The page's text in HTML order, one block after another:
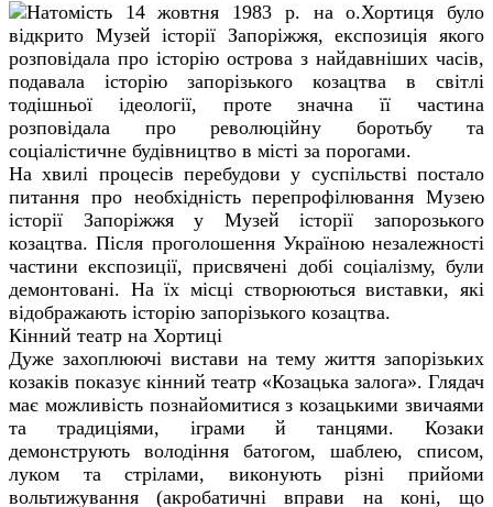
Натомість 14 жовтня 1983 р. на о.Хортиця було
відкрито Музей історії Запоріжжя, експозиція якого
розповідала про історію острова з найдавніших часів,
подавала історію запорізького козацтва в світлі
тодішньої ідеології, проте значна її частина
розповідала про революційну боротьбу та
соціалістичне будівництво в місті за порогами.
На хвилі процесів перебудови у суспільстві постало
питання про необхідність перепрофілювання Музею
історії Запоріжжя у Музей історії запорозького
козацтва. Після проголошення Україною незалежності
частини експозиції, присвячені добі соціалізму, були
демонтовані. На їх місці створюються виставки, які
відображають історію запорізького козацтва.
Кінний театр на Хортиці
Дуже захоплюючі вистави на тему життя запорізьких
козаків показує кінний театр «Козацька залога». Глядач
має можливість познайомитися з козацькими звичаями
та традиціями, іграми й танцями. Козаки
демонструють володіння батогом, шаблею, списом,
луком та стрілами, виконують різні прийоми
вольтижування (акробатичні вправи на коні, що